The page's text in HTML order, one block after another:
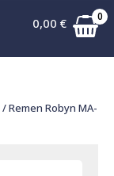
0,00 € 0
/ Remen Robyn MA-